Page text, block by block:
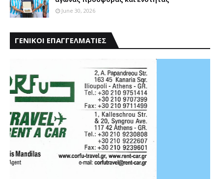
June 30, 2026
ΓΕΝΙΚΟΙ ΕΠΑΓΓΕΛΜΑΤΙΕΣ